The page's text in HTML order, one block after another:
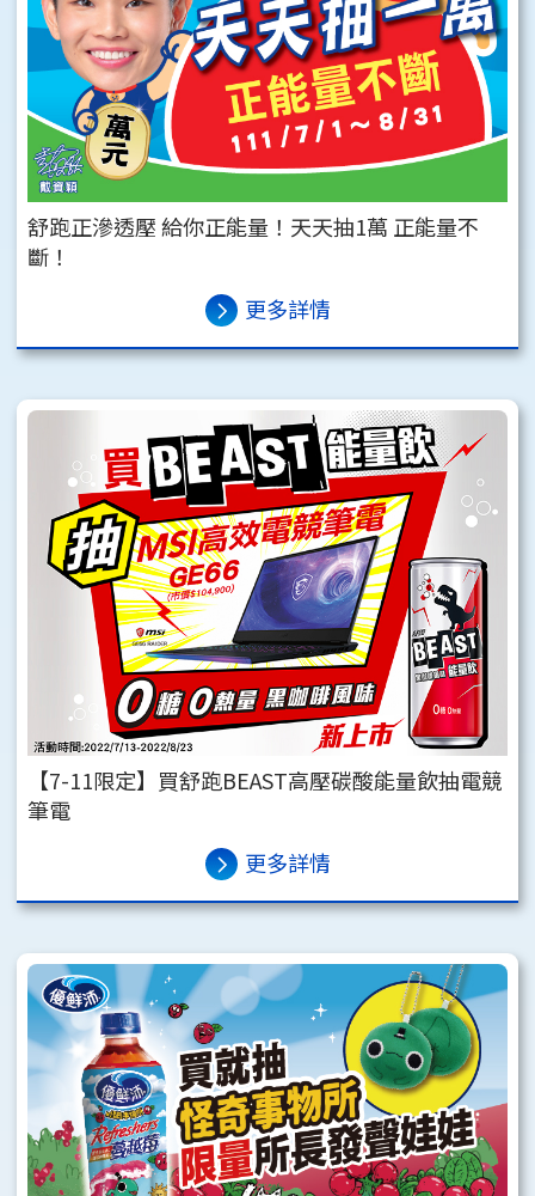
舒跑正滲透壓 給你正能量！天天抽1萬 正能量不
斷！
更多詳情
【7-11限定】買舒跑BEAST高壓碳酸能量飲抽電競
筆電
更多詳情